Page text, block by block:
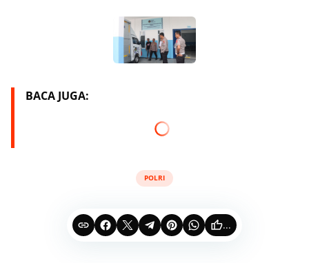
BACA JUGA:
POLRI
...